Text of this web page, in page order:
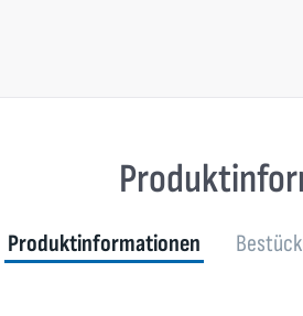
Produktinformationen